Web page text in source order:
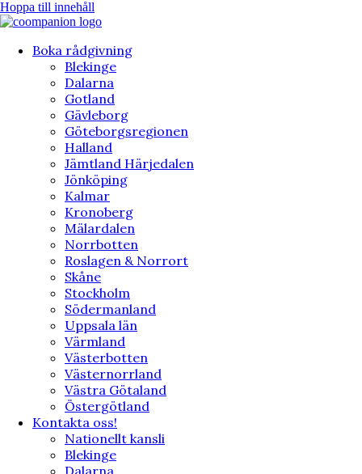
Hoppa till innehåll
Boka rådgivning
Blekinge
Dalarna
Gotland
Gävleborg
Göteborgsregionen
Halland
Jämtland Härjedalen
Jönköping
Kalmar
Kronoberg
Mälardalen
Norrbotten
Roslagen & Norrort
Skåne
Stockholm
Södermanland
Uppsala län
Värmland
Västerbotten
Västernorrland
Västra Götaland
Östergötland
Kontakta oss!
Nationellt kansli
Blekinge
Dalarna